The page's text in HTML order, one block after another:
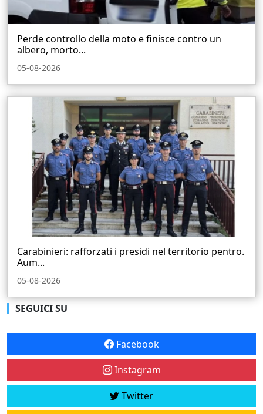
Perde controllo della moto e finisce contro un
albero, morto...
05-08-2026
Carabinieri: rafforzati i presidi nel territorio pentro.
Aum...
05-08-2026
SEGUICI SU
Facebook
Instagram
Twitter